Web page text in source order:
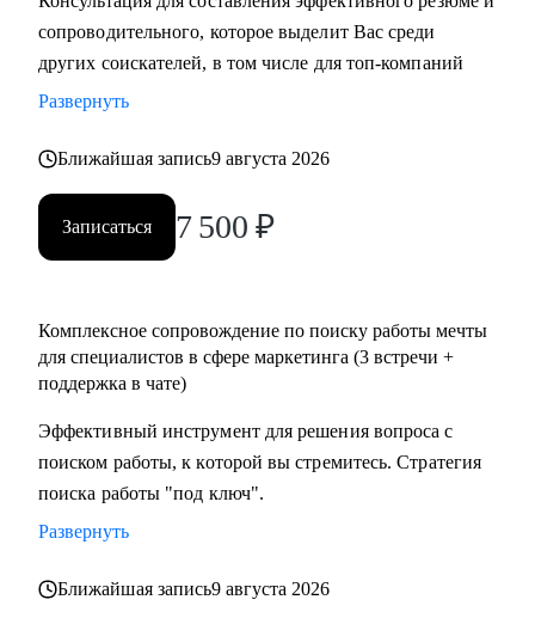
сопроводительного, которое выделит Вас среди
других соискателей, в том числе для топ-компаний
Развернуть
Ближайшая запись9 августа 2026
Записаться 7 500 ₽
Комплексное сопровождение по поиску работы мечты
для специалистов в сфере маркетинга (3 встречи +
поддержка в чате)
Эффективный инструмент для решения вопроса с
поиском работы, к которой вы стремитесь. Стратегия
поиска работы "под ключ".
Развернуть
Ближайшая запись9 августа 2026